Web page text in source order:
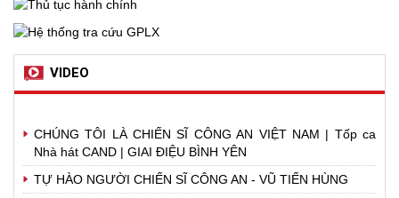
VIDEO
CHÚNG TÔI LÀ CHIẾN SĨ CÔNG AN VIỆT NAM | Tốp ca
Nhà hát CAND | GIAI ĐIỆU BÌNH YÊN
TỰ HÀO NGƯỜI CHIẾN SĨ CÔNG AN - VŨ TIẾN HÙNG